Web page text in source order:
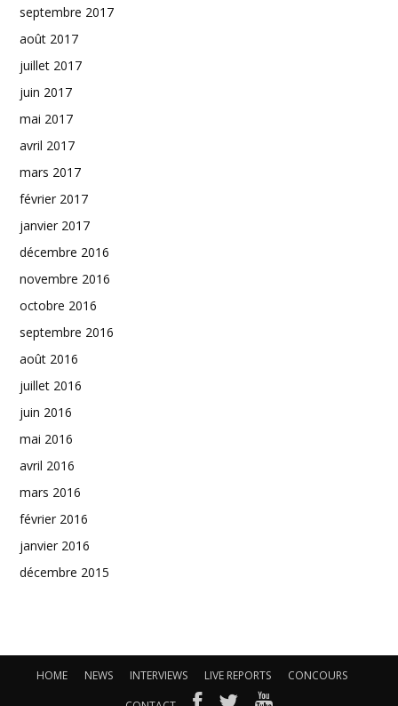
septembre 2017
août 2017
juillet 2017
juin 2017
mai 2017
avril 2017
mars 2017
février 2017
janvier 2017
décembre 2016
novembre 2016
octobre 2016
septembre 2016
août 2016
juillet 2016
juin 2016
mai 2016
avril 2016
mars 2016
février 2016
janvier 2016
décembre 2015
HOME NEWS INTERVIEWS LIVE REPORTS
CONCOURS